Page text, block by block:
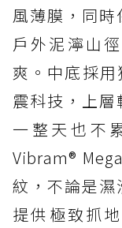
風薄膜，同
戶外泥濘山
爽。中底採用
震科技，上
一整天也不
Vibram®
紋，不論是濕
提供極致抓